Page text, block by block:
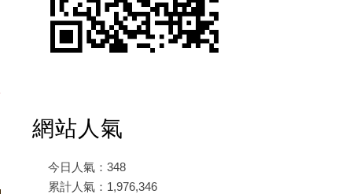
網站人氣
今日人氣： 348
累計人氣： 1,976,346